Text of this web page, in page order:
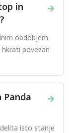
→
in
obdobjem
povezan
→
Panda
isto stanje